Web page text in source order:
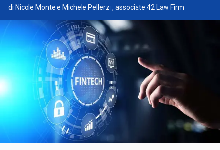
di Nicole Monte e Michele Pellerzi , associate 42 Law Firm